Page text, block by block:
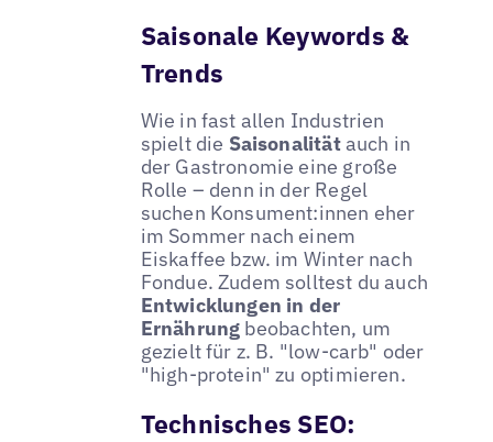
Saisonale Keywords &
Trends
Wie in fast allen Industrien
spielt die Saisonalitätauch in
der Gastronomie eine große
Rolle – denn in der Regel
suchen Konsument:innen eher
im Sommer nach einem
Eiskaffee bzw. im Winter nach
Fondue. Zudem solltest du auch
Entwicklungen in der
Ernährung beobachten, um
gezielt für z. B. "low-carb" oder
"high-protein" zu optimieren.
Technisches SEO: